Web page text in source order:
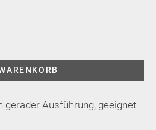
gerader Ausführung, geeignet